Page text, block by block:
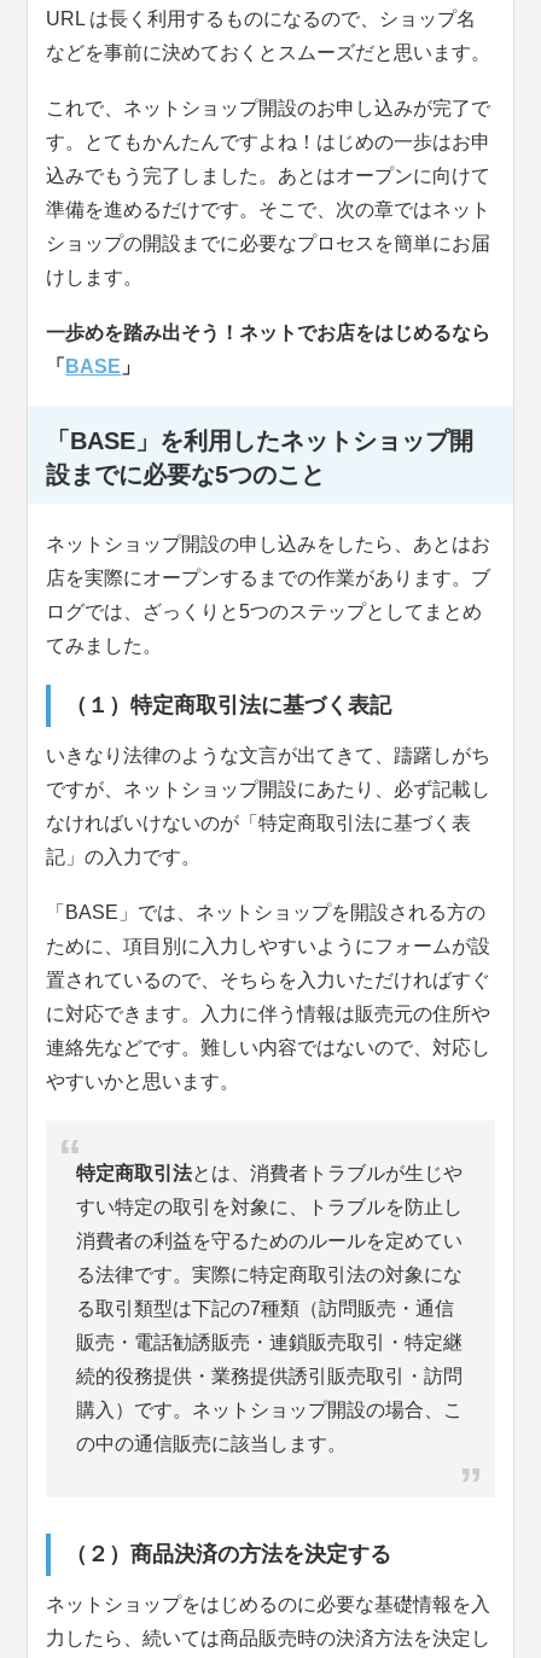
URL は長く利用するものになるので、ショップ名
などを事前に決めておくとスムーズだと思います。
これで、ネットショップ開設のお申し込みが完了で
す。とてもかんたんですよね！はじめの一歩はお申
込みでもう完了しました。あとはオープンに向けて
準備を進めるだけです。そこで、次の章ではネット
ショップの開設までに必要なプロセスを簡単にお届
けします。
一歩めを踏み出そう！ネットでお店をはじめるなら
「 BASE 」
「BASE」を利用したネットショップ開
設までに必要な5つのこと
ネットショップ開設の申し込みをしたら、あとはお
店を実際にオープンするまでの作業があります。ブ
ログでは、ざっくりと5つのステップとしてまとめ
てみました。
（１）特定商取引法に基づく表記
いきなり法律のような文言が出てきて、躊躇しがち
ですが、ネットショップ開設にあたり、必ず記載し
なければいけないのが「特定商取引法に基づく表
記」の入力です。
「BASE」では、ネットショップを開設される方の
ために、項目別に入力しやすいようにフォームが設
置されているので、そちらを入力いただければすぐ
に対応できます。入力に伴う情報は販売元の住所や
連絡先などです。難しい内容ではないので、対応し
やすいかと思います。
特定商取引法とは、消費者トラブルが生じや
すい特定の取引を対象に、トラブルを防止し
消費者の利益を守るためのルールを定めてい
る法律です。実際に特定商取引法の対象にな
る取引類型は下記の7種類（訪問販売・通信
販売・電話勧誘販売・連鎖販売取引・特定継
続的役務提供・業務提供誘引販売取引・訪問
購入）です。ネットショップ開設の場合、こ
の中の通信販売に該当します。
（２）商品決済の方法を決定する
ネットショップをはじめるのに必要な基礎情報を入
力したら、続いては商品販売時の決済方法を決定し